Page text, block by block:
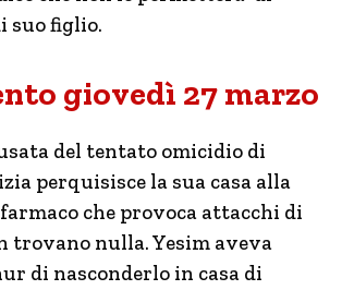
suo figlio.
giovedì 27 marzo
del tentato omicidio di
perquisisce la sua casa alla
che provoca attacchi di
trovano nulla. Yesim aveva
di nasconderlo in casa di